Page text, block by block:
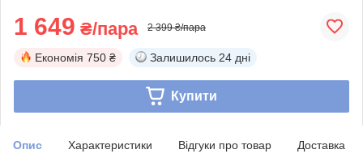
1 649 ₴/пара 2 399 ₴/пара
Економія 750 ₴ Залишилось 24 дні
Купити
Опис Характеристики Відгуки про товар Доставка